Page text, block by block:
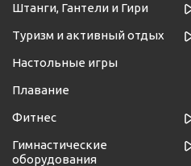
Штанги, Гантели и Гири
Туризм и активный отдых
Настольные игры
Плавание
Фитнес
Гимнастические
оборудования